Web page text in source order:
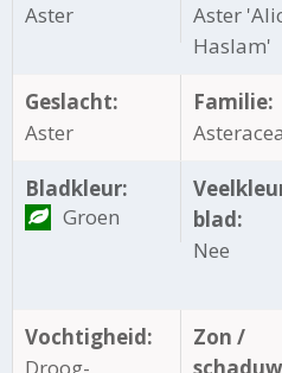
Aster
Aster
Haslam'
Geslacht:
Aster
Familie:
Bladkleur:
Groen
blad:
Nee
Vochtigheid:
Zon /